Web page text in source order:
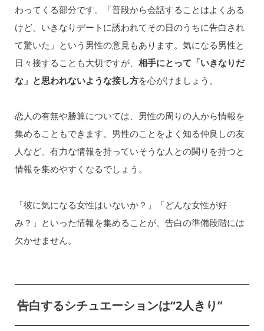
わってくる部分です。「普段から会話することはよくある
けど、いきなりデートに誘われてその日のうちに告白され
て驚いた」という男性の意見もあります。気になる男性と
日々接することも大切ですが、 相手にとって「いきなりだ
な」と思われないような接し方を心がけましょう。
恋人の有無や勝算については、男性の周りの人から情報を
集めることもできます。男性のことをよく知る仲良しの友
人など、有力な情報を持っていそうな人との関りを持つと
情報を集めやすくなるでしょう。
「彼に気になる女性はいないか？」「どんな女性が好
み？」といった情報を集めることが、告白の準備段階には
欠かせません。
告白するシチュエーションは“2人きり”